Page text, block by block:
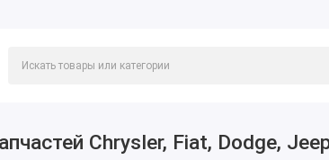
Chrysler, Fiat, Dodge,